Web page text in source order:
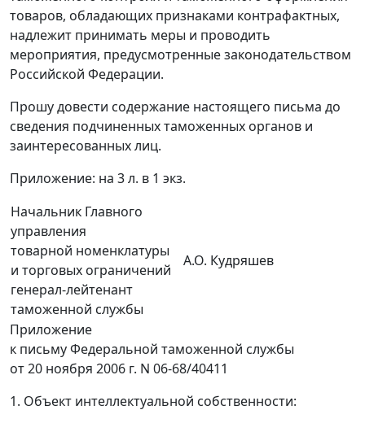
товаров, обладающих признаками контрафактных,
надлежит принимать меры и проводить
мероприятия, предусмотренные законодательством
Российской Федерации.
Прошу довести содержание настоящего письма до
сведения подчиненных таможенных органов и
заинтересованных лиц.
Приложение: на 3 л. в 1 экз.
Начальник Главного
управления
товарной номенклатуры
и торговых ограничений
генерал-лейтенант
таможенной службы
А.О. Кудряшев
Приложение
к письму Федеральной таможенной службы
от 20 ноября 2006 г. N 06-68/40411
1. Объект интеллектуальной собственности: